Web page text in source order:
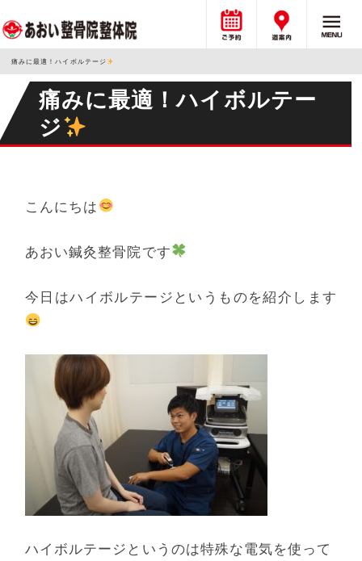
痛みに最適！ハイボルテージ
痛みに最適！ハイボルテー
ジ
こんにちは
あおい鍼灸整骨院です
今日はハイボルテージというものを紹介します
ハイボルテージというのは特殊な電気を使って